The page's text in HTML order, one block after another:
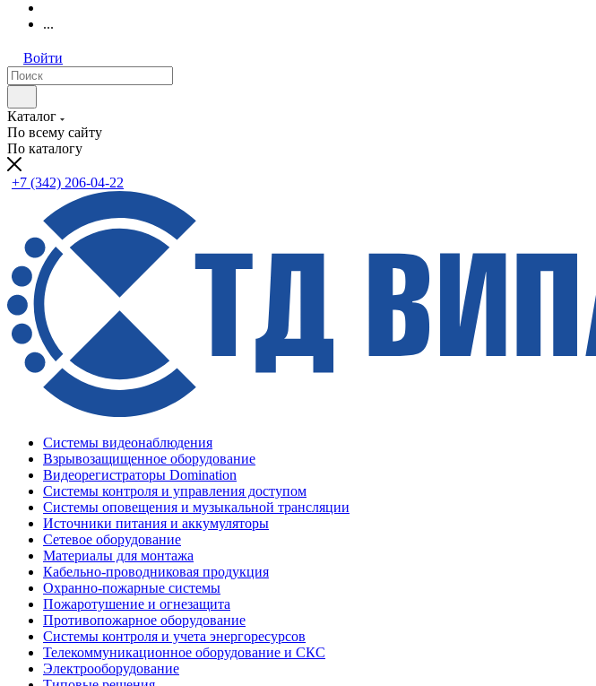
...
Войти
Каталог
По всему сайту
По каталогу
+7 (342) 206-04-22
Системы видеонаблюдения
Взрывозащищенное оборудование
Видеорегистраторы Domination
Системы контроля и управления доступом
Системы оповещения и музыкальной трансляции
Источники питания и аккумуляторы
Сетевое оборудование
Материалы для монтажа
Кабельно-проводниковая продукция
Охранно-пожарные системы
Пожаротушение и огнезащита
Противопожарное оборудование
Системы контроля и учета энергоресурсов
Телекоммуникационное оборудование и СКС
Электрооборудование